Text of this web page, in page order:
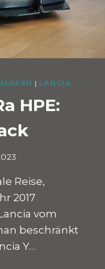
| LANCIA
HPE:
Reise,
2017
vom
beschränkt
Y…